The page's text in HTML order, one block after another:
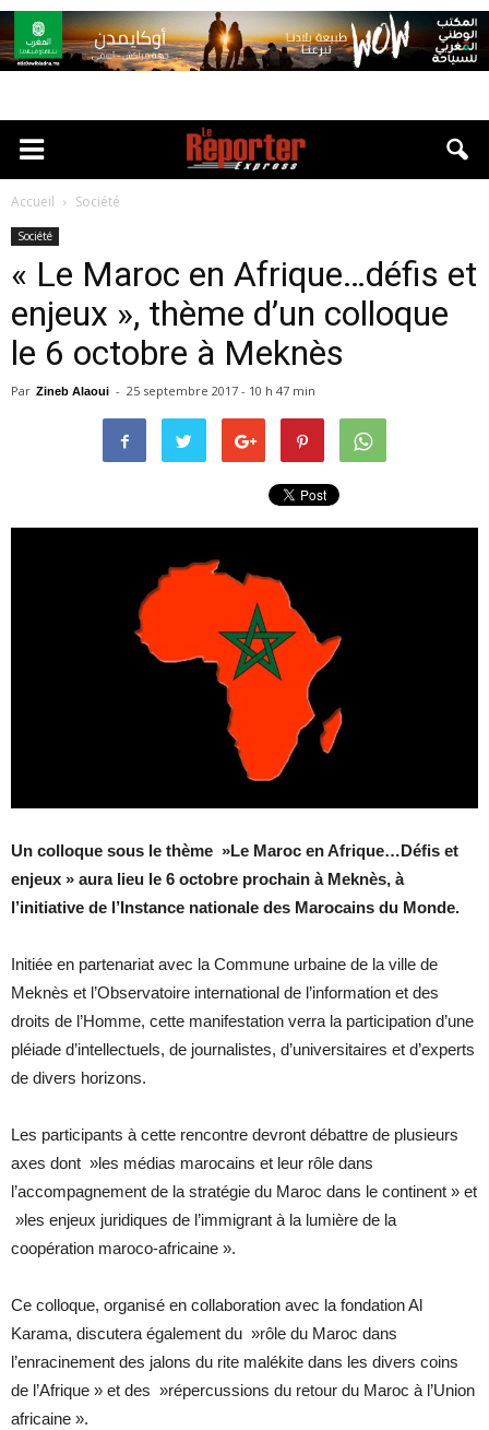
Accueil Société
Société
« Le Maroc en Afrique…défis et
enjeux », thème d’un colloque
le 6 octobre à Meknès
Par Zineb Alaoui - 25 septembre 2017 - 10 h 47 min
Un colloque sous le thème »Le Maroc en Afrique…Défis et
enjeux » aura lieu le 6 octobre prochain à Meknès, à
l’initiative de l’Instance nationale des Marocains du Monde.
Initiée en partenariat avec la Commune urbaine de la ville de
Meknès et l’Observatoire international de l’information et des
droits de l’Homme, cette manifestation verra la participation d’une
pléiade d’intellectuels, de journalistes, d’universitaires et d’experts
de divers horizons.
Les participants à cette rencontre devront débattre de plusieurs
axes dont »les médias marocains et leur rôle dans
l’accompagnement de la stratégie du Maroc dans le continent » et
»les enjeux juridiques de l’immigrant à la lumière de la
coopération maroco-africaine ».
Ce colloque, organisé en collaboration avec la fondation Al
Karama, discutera également du »rôle du Maroc dans
l’enracinement des jalons du rite malékite dans les divers coins
de l’Afrique » et des »répercussions du retour du Maroc à l’Union
africaine ».